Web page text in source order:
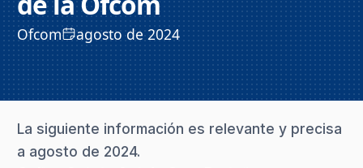
Ofcom agosto de 2024
La siguiente información es relevante y precisa
a agosto de 2024.